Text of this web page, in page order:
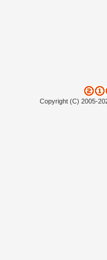
Copyright (C) 2005-